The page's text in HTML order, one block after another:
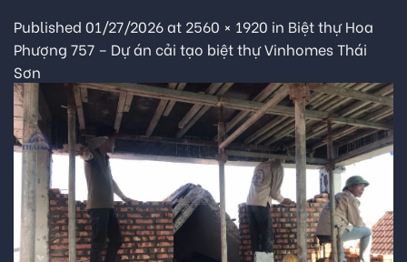
Published 01/27/2026at 2560 × 1920 in Biệt thự Hoa
Phượng 757 – Dự án cải tạo biệt thự Vinhomes Thái
Sơn